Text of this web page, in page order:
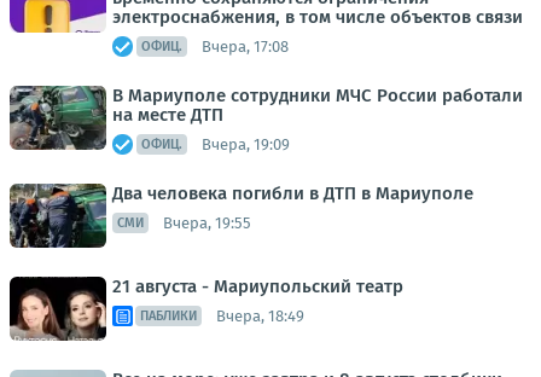
электроснабжения, в том числе объектов связи
ОФИЦ. Вчера, 17:08
В Мариуполе сотрудники МЧС России работали
на месте ДТП
ОФИЦ. Вчера, 19:09
Два человека погибли в ДТП в Мариуполе
СМИ Вчера, 19:55
21 августа - Мариупольский театр
ПАБЛИКИ Вчера, 18:49